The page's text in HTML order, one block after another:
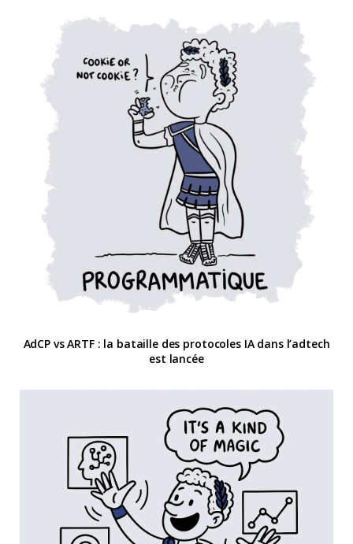
AdCP vs ARTF : la bataille des protocoles IA dans l’adtech
est lancée